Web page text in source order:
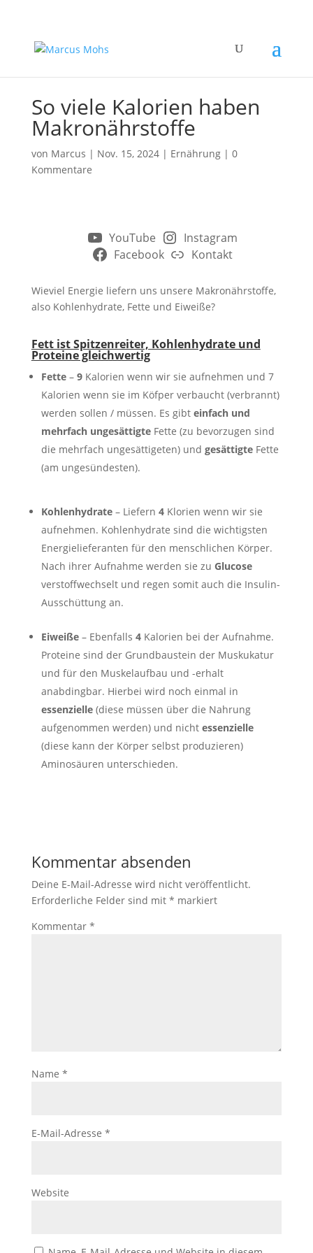
So viele Kalorien haben
Makronährstoffe
von Marcus | Nov. 15, 2024| Ernährung| 0
Kommentare
YouTube
Instagram
Facebook
Kontakt
Wieviel Energie liefern uns unsere Makronährstoffe,
also Kohlenhydrate, Fette und Eiweiße?
Fett ist Spitzenreiter, Kohlenhydrate und
Proteine gleichwertig
Fette – 9Kalorien wenn wir sie aufnehmen und 7
Kalorien wenn sie im Köfper verbaucht (verbrannt)
werden sollen / müssen. Es gibt einfach und
mehrfach ungesättigte Fette (zu bevorzugen sind
die mehrfach ungesättigeten) und gesättigte Fette
(am ungesündesten).
Kohlenhydrate – Liefern 4Klorien wenn wir sie
aufnehmen. Kohlenhydrate sind die wichtigsten
Energielieferanten für den menschlichen Körper.
Nach ihrer Aufnahme werden sie zu Glucose
verstoffwechselt und regen somit auch die Insulin-
Ausschüttung an.
Eiweiße – Ebenfalls 4Kalorien bei der Aufnahme.
Proteine sind der Grundbaustein der Muskukatur
und für den Muskelaufbau und -erhalt
anabdingbar. Hierbei wird noch einmal in
essenzielle (diese müssen über die Nahrung
aufgenommen werden) und nicht essenzielle
(diese kann der Körper selbst produzieren)
Aminosäuren unterschieden.
Kommentar absenden
Deine E-Mail-Adresse wird nicht veröffentlicht.
Erforderliche Felder sind mit * markiert
Kommentar *
Name *
E-Mail-Adresse *
Website